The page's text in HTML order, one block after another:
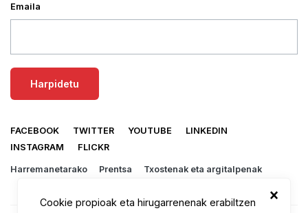
Emaila
FACEBOOK TWITTER YOUTUBE
LINKEDIN
INSTAGRAM
FLICKR
Harremanetarako Prentsa Txostenak eta argitalpenak
Cookie propioak eta hirugarrenenak erabiltzen
×